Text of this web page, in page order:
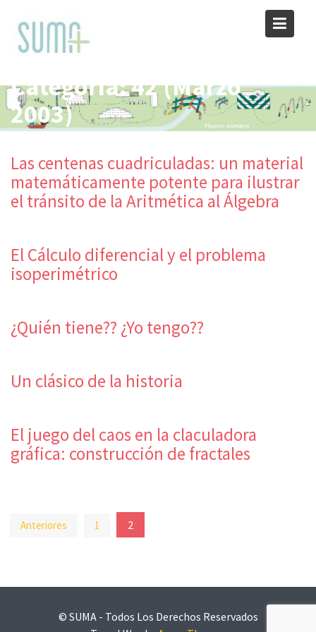
content
Categoría:42 (Marzo
2003)
Las centenas cuadriculadas: un material
matemáticamente potente para ilustrar
el tránsito de la Aritmética al Álgebra
El Cálculo diferencial y el problema
isoperimétrico
¿Quién tiene?? ¿Yo tengo??
Un clásico de la historia
El juego del caos en la claculadora
gráfica: construcción de fractales
Paginación
Anteriores 1 2
© SUMA - Todos Los Derechos Reservados